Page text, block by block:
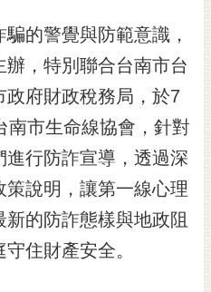
的警覺與防範意識，
，特別聯合台南市台
府財政稅務局，於7
南市生命線協會，針對
行防詐宣導，透過深
策說明，讓第一線心理
的防詐態樣與地政阻
住財產安全。